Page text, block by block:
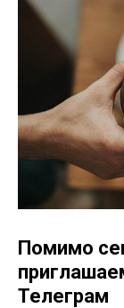
Помимо
Телеграм